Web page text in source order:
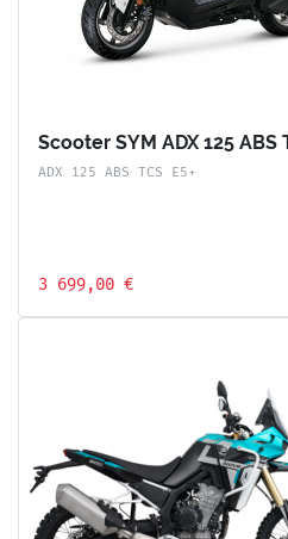
Scooter SYM ADX 125 ABS
ADX 125 ABS TCS E5+
3 699,00 €